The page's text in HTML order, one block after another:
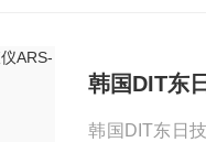
韩国DIT东
韩国DIT东日